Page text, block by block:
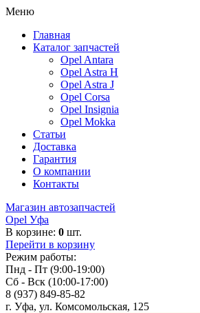
Меню
Главная
Каталог запчастей
Opel Antara
Opel Astra H
Opel Astra J
Opel Corsa
Opel Insignia
Opel Mokka
Статьи
Доставка
Гарантия
О компании
Контакты
Магазин автозапчастей
Opel Уфа
В корзине: 0 шт.
Перейти в корзину
Режим работы:
Пнд - Пт (9:00-19:00)
Сб - Вск (10:00-17:00)
8 (937) 849-85-82
г. Уфа, ул. Комсомольская, 125